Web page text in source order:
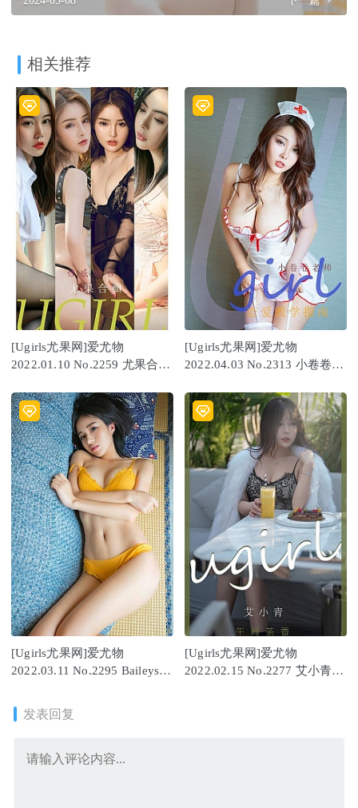
相关推荐
[Ugirls尤果网]爱尤物
2022.01.10 No.2259 尤果合輯
[Ugirls尤果网]爱尤物
2022.04.03 No.2313 小卷卷老
[Ugirls尤果网]爱尤物
2022.03.11 No.2295 Baileys香
[Ugirls尤果网]爱尤物
2022.02.15 No.2277 艾小青
发表回复